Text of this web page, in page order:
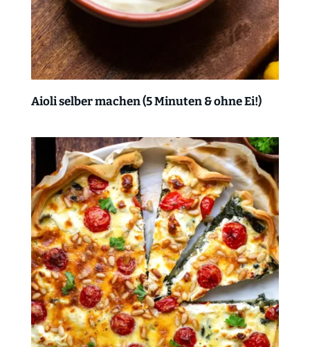
Aioli selber machen (5 Minuten & ohne Ei!)